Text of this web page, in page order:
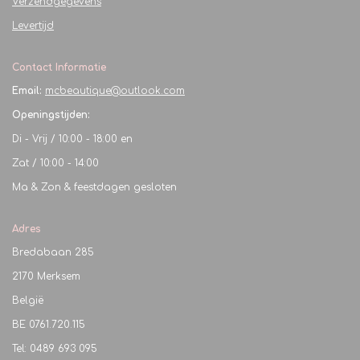
Levertijd
Contact Informatie
Email: mcbeautique@outlook.com
Openingstijden:
Di - Vrij / 10:00 - 18:00 en
Zat / 10:00 - 14:00
Ma & Zon & feestdagen gesloten
Adres
Bredabaan 285
2170 Merksem
België
BE 0761.720.115
Tel: 0489 693 095